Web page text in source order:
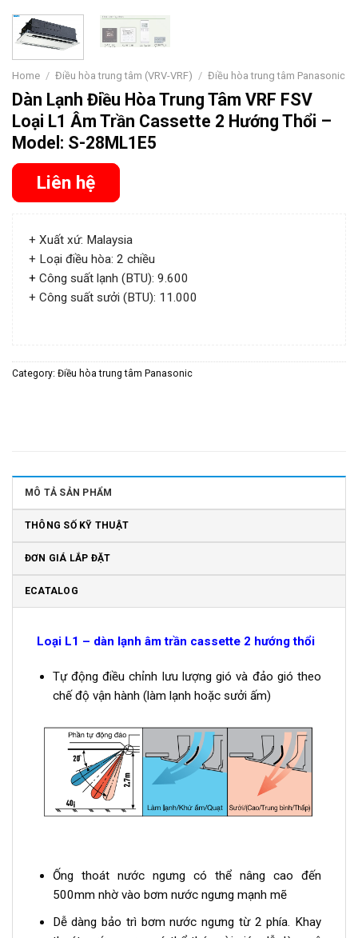
Home / Điều hòa trung tâm (VRV-VRF) / Điều hòa trung tâm Panasonic
Dàn Lạnh Điều Hòa Trung Tâm VRF FSV
Loại L1 Âm Trần Cassette 2 Hướng Thổi –
Model: S-28ML1E5
Liên hệ
+ Xuất xứ: Malaysia
+ Loại điều hòa: 2 chiều
+ Công suất lạnh (BTU): 9.600
+ Công suất sưởi (BTU): 11.000
Category: Điều hòa trung tâm Panasonic
MÔ TẢ SẢN PHẨM
THÔNG SỐ KỸ THUẬT
ĐƠN GIÁ LẮP ĐẶT
ECATALOG
Loại L1 – dàn lạnh âm trần cassette 2 hướng thổi
Tự động điều chỉnh lưu lượng gió và đảo gió theo
chế độ vận hành (làm lạnh hoặc sưởi ấm)
Ống thoát nước ngưng có thể nâng cao đến
500mm nhờ vào bơm nước ngưng mạnh mẽ
Dễ dàng bảo trì bơm nước ngưng từ 2 phía. Khay